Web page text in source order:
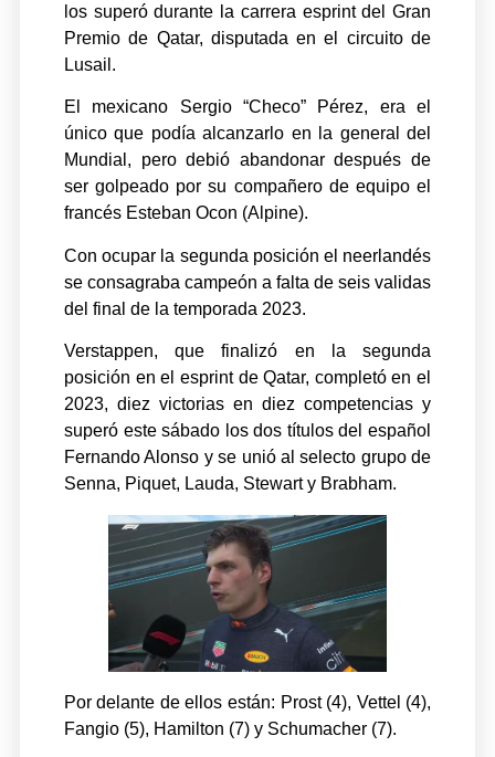
los superó durante la carrera esprint del Gran
Premio de Qatar, disputada en el circuito de
Lusail.
El mexicano Sergio “Checo” Pérez, era el
único que podía alcanzarlo en la general del
Mundial, pero debió abandonar después de
ser golpeado por su compañero de equipo el
francés Esteban Ocon (Alpine).
Con ocupar la segunda posición el neerlandés
se consagraba campeón a falta de seis validas
del final de la temporada 2023.
Verstappen, que finalizó en la segunda
posición en el esprint de Qatar, completó en el
2023, diez victorias en diez competencias y
superó este sábado los dos títulos del español
Fernando Alonso y se unió al selecto grupo de
Senna, Piquet, Lauda, Stewart y Brabham.
Por delante de ellos están: Prost (4), Vettel (4),
Fangio (5), Hamilton (7) y Schumacher (7).